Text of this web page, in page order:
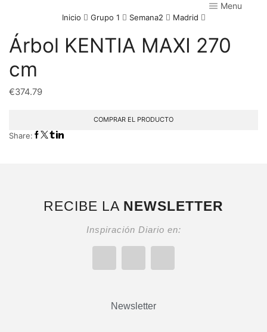
Menu
Inicio Grupo 1 Semana2 Madrid
Árbol KENTIA MAXI 270
cm
€374.79
COMPRAR EL PRODUCTO
Share:
RECIBE LA NEWSLETTER
Inspiración Diario en:
Newsletter